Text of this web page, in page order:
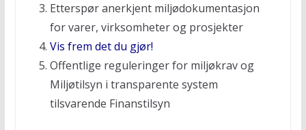
Etterspør anerkjent miljødokumentasjon
for varer, virksomheter og prosjekter
Vis frem det du gjør!
Offentlige reguleringer for miljøkrav og
Miljøtilsyn i transparente system
tilsvarende Finanstilsyn